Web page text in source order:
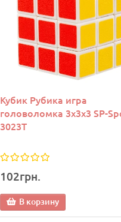
Кубик Рубика игра
головоломка 3х3х3 SP-
3023T
102грн.
В корзину